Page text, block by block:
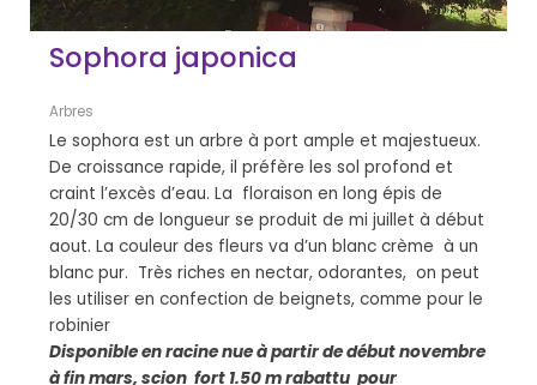
Sophora japonica
Arbres
Le sophora est un arbre à port ample et majestueux.
De croissance rapide, il préfère les sol profond et
craint l’excès d’eau. La floraison en long épis de
20/30 cm de longueur se produit de mi juillet à début
aout. La couleur des fleurs va d’un blanc crème à un
blanc pur. Très riches en nectar, odorantes, on peut
les utiliser en confection de beignets, comme pour le
robinier
Disponible en racine nue à partir de début novembre
à fin mars, scion fort 1.50 m rabattu pour